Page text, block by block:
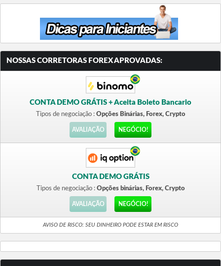
NOSSAS CORRETORAS FOREX APROVADAS:
CONTA DEMO GRÁTIS + Aceita Boleto Bancario
Tipos de negociação : Opções Binárias, Forex, Crypto
AVALIAÇÃO NEGÓCIO!
CONTA DEMO GRÁTIS
Tipos de negociação : Opções binárias, Forex, Crypto
AVALIAÇÃO NEGÓCIO!
AVISO DE RISCO: SEU DINHEIRO PODE ESTAR EM RISCO